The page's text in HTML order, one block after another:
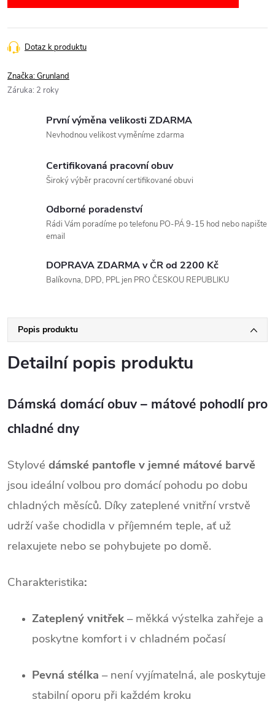
Dotaz k produktu
Značka:Grunland
Záruka: 2 roky
První výměna velikosti ZDARMA
Nevhodnou velikost vyměníme zdarma
Certifikovaná pracovní obuv
Široký výběr pracovní certifikované obuvi
Odborné poradenství
Rádi Vám poradíme po telefonu PO-PÁ 9-15 hod nebo napište
email
DOPRAVA ZDARMA v ČR od 2200 Kč
Balíkovna, DPD, PPL jen PRO ČESKOU REPUBLIKU
Popis produktu
Detailní popis produktu
Dámská domácí obuv – mátové pohodlí pro
chladné dny
Stylové dámské pantofle v jemné mátové barvě
jsou ideální volbou pro domácí pohodu po dobu
chladných měsíců. Díky zateplené vnitřní vrstvě
udrží vaše chodidla v příjemném teple, ať už
relaxujete nebo se pohybujete po domě.
Charakteristika:
Zateplený vnitřek– měkká výstelka zahřeje a
poskytne komfort i v chladném počasí
Pevná stélka – není vyjímatelná, ale poskytuje
stabilní oporu při každém kroku